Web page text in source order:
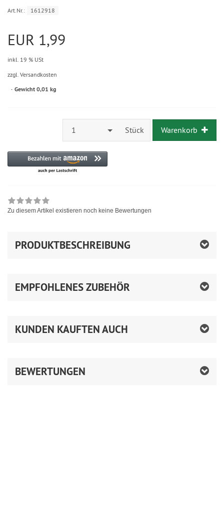
Art.Nr.: 1612918
EUR 1,99
inkl. 19 % USt
zzgl. Versandkosten
Gewicht 0,01 kg
1 Stück Warenkorb
Zu diesem Artikel existieren noch keine Bewertungen
PRODUKTBESCHREIBUNG
EMPFOHLENES ZUBEHÖR
KUNDEN KAUFTEN AUCH
BEWERTUNGEN